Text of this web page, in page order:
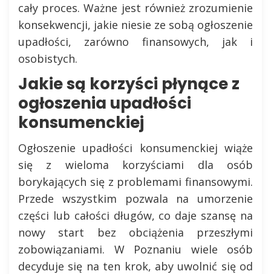
cały proces. Ważne jest również zrozumienie
konsekwencji, jakie niesie ze sobą ogłoszenie
upadłości, zarówno finansowych, jak i
osobistych.
Jakie są korzyści płynące z
ogłoszenia upadłości
konsumenckiej
Ogłoszenie upadłości konsumenckiej wiąże
się z wieloma korzyściami dla osób
borykających się z problemami finansowymi.
Przede wszystkim pozwala na umorzenie
części lub całości długów, co daje szansę na
nowy start bez obciążenia przeszłymi
zobowiązaniami. W Poznaniu wiele osób
decyduje się na ten krok, aby uwolnić się od